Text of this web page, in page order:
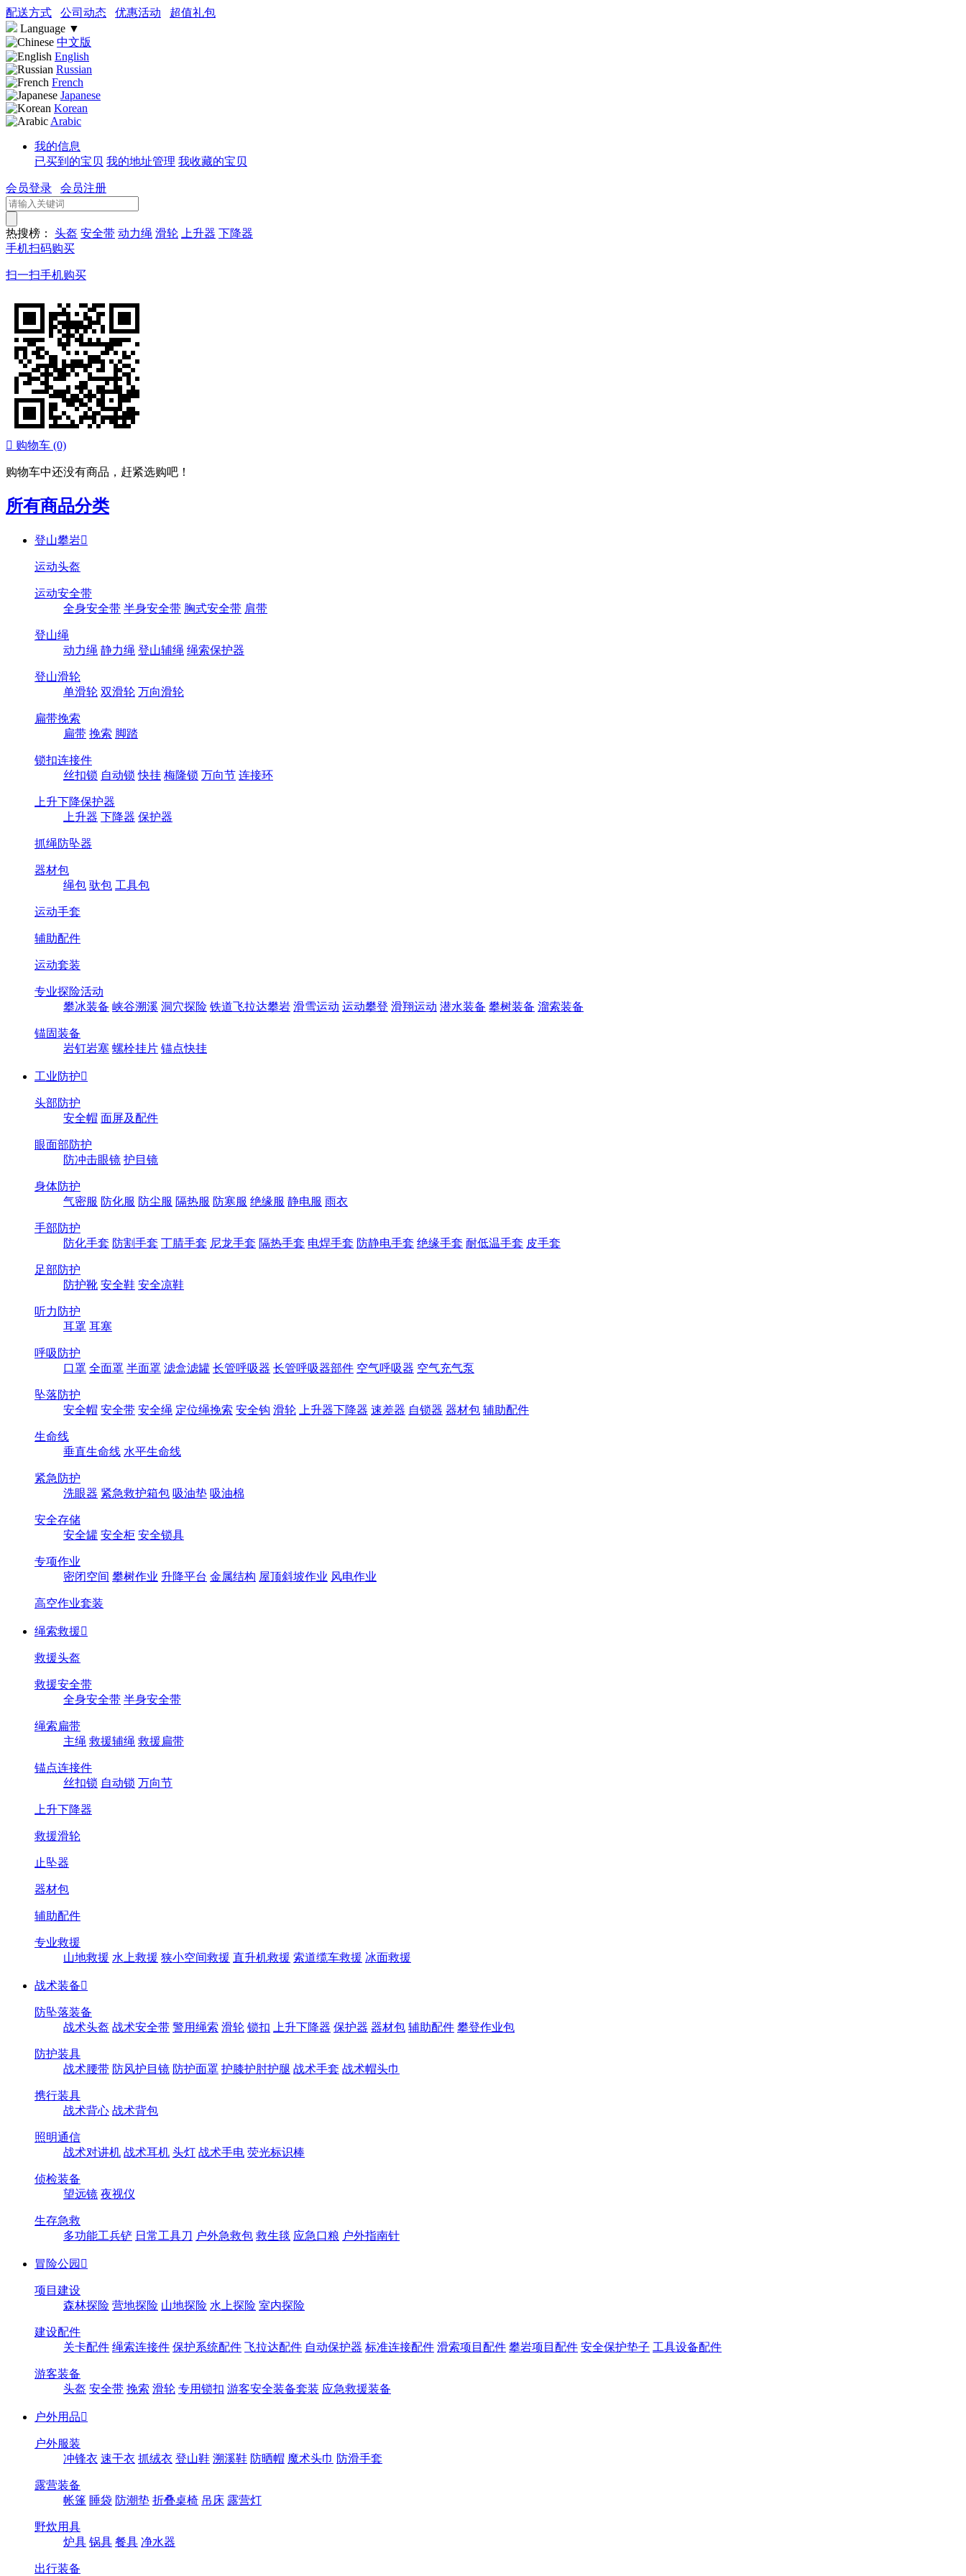
配送方式 公司动态 优惠活动
超值礼包
Language ▼
中文版
English
Russian
French
Japanese
Korean
Arabic
我的信息
已买到的宝贝 我的地址管理 我收藏的宝贝
会员登录 会员注册
热搜榜： 头盔 安全带 动力绳 滑轮 上升器 下降器
手机扫码购买
扫一扫手机购买
 购物车 (0)
购物车中还没有商品，赶紧选购吧！
所有商品分类
登山攀岩
运动头盔
运动安全带
全身安全带 半身安全带 胸式安全带 肩带
登山绳
动力绳 静力绳 登山辅绳 绳索保护器
登山滑轮
单滑轮 双滑轮 万向滑轮
扁带挽索
扁带 挽索 脚踏
锁扣连接件
丝扣锁 自动锁 快挂 梅隆锁 万向节 连接环
上升下降保护器
上升器 下降器 保护器
抓绳防坠器
器材包
绳包 驮包 工具包
运动手套
辅助配件
运动套装
专业探险活动
攀冰装备 峡谷溯溪 洞穴探险 铁道飞拉达攀岩 滑雪运动 运动攀登 滑翔运动 潜水装备 攀树装备 溜索装备
锚固装备
岩钉岩塞 螺栓挂片 锚点快挂
工业防护
头部防护
安全帽 面屏及配件
眼面部防护
防冲击眼镜 护目镜
身体防护
气密服 防化服 防尘服 隔热服 防寒服 绝缘服 静电服 雨衣
手部防护
防化手套 防割手套 丁腈手套 尼龙手套 隔热手套 电焊手套 防静电手套 绝缘手套 耐低温手套 皮手套
足部防护
防护靴 安全鞋 安全凉鞋
听力防护
耳罩 耳塞
呼吸防护
口罩 全面罩 半面罩 滤盒滤罐 长管呼吸器 长管呼吸器部件 空气呼吸器 空气充气泵
坠落防护
安全帽 安全带 安全绳 定位绳挽索 安全钩 滑轮 上升器下降器 速差器 自锁器 器材包 辅助配件
生命线
垂直生命线 水平生命线
紧急防护
洗眼器 紧急救护箱包 吸油垫 吸油棉
安全存储
安全罐 安全柜 安全锁具
专项作业
密闭空间 攀树作业 升降平台 金属结构 屋顶斜坡作业 风电作业
高空作业套装
绳索救援
救援头盔
救援安全带
全身安全带 半身安全带
绳索扁带
主绳 救援辅绳 救援扁带
锚点连接件
丝扣锁 自动锁 万向节
上升下降器
救援滑轮
止坠器
器材包
辅助配件
专业救援
山地救援 水上救援 狭小空间救援 直升机救援 索道缆车救援 冰面救援
战术装备
防坠落装备
战术头盔 战术安全带 警用绳索 滑轮 锁扣 上升下降器 保护器 器材包 辅助配件 攀登作业包
防护装具
战术腰带 防风护目镜 防护面罩 护膝护肘护腿 战术手套 战术帽头巾
携行装具
战术背心 战术背包
照明通信
战术对讲机 战术耳机 头灯 战术手电 荧光标识棒
侦检装备
望远镜 夜视仪
生存急救
多功能工兵铲 日常工具刀 户外急救包 救生毯 应急口粮 户外指南针
冒险公园 
项目建设
森林探险 营地探险 山地探险 水上探险 室内探险
建设配件
关卡配件 绳索连接件 保护系统配件 飞拉达配件 自动保护器 标准连接配件 滑索项目配件 攀岩项目配件 安全保护垫子 工具设备配件
游客装备
头盔 安全带 挽索 滑轮 专用锁扣 游客安全装备套装 应急救援装备
户外用品
户外服装
冲锋衣 速干衣 抓绒衣 登山鞋 溯溪鞋 防晒帽 魔术头巾 防滑手套
露营装备
帐篷 睡袋 防潮垫 折叠桌椅 吊床 露营灯
野炊用具
炉具 锅具 餐具 净水器
出行装备